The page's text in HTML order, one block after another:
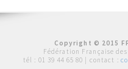
Copyright © 2015
Fédération Française des
tél : 01 39 44 65 80 | contact :